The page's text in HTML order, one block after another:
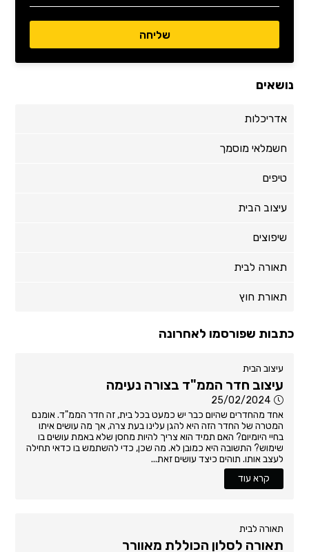
נושאים
אדריכלות
חשמלאי מוסמך
טיפים
עיצוב הבית
שיפוצים
תאורה לבית
תאורת חוץ
כתבות שפורסמו לאחרונה
עיצוב הבית
עיצוב חדר הממ"ד בצורה נעימה
25/02/2024
אחד מהחדרים שהיום כבר יש כמעט בכל בית, זה חדר הממ"ד. אומנם
המטרה של החדר הזה היא להגן עלינו בעת צרה, אך מה עושים איתו
בחיי היומיום? האם תמיד הוא צריך להיות מחסן שלא באמת עושים בו
שימוש? התשובה היא כמובן לא. מה שכן, כדי להשתמש בו כדאי תחילה
לעצב אותו. תוהים כיצד עושים זאת...
קרא עוד
תאורה לבית
תאורה לסלון הכוללת מאוורר